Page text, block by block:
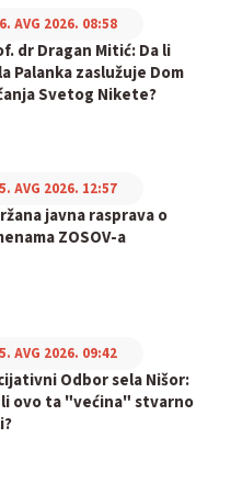
dr Dragan Mitić: Da li
Palanka zaslužuje Dom
Svetog Nikete?
AVG 2026. 08:58
javna rasprava o
ZOSOV-a
AVG 2026. 12:57
Odbor sela Nišor:
li ovo ta "većina" stvarno
AVG 2026. 09:42